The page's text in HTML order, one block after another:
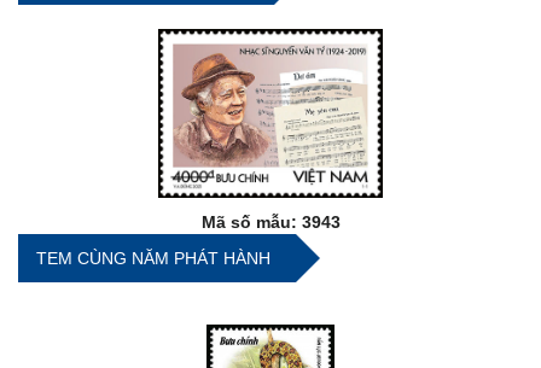
Mã số mẫu: 3943
TEM CÙNG NĂM PHÁT HÀNH